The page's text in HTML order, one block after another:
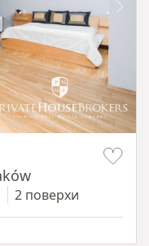
2 поверхи